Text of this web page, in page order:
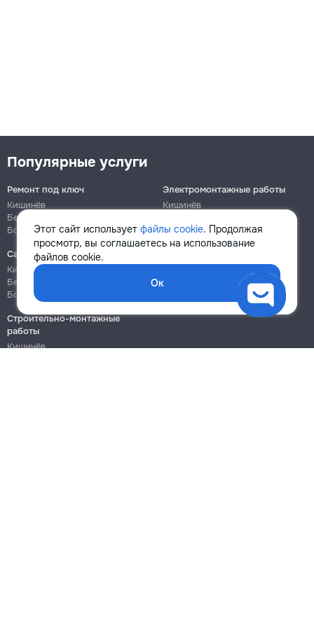
Этот сайт использует файлы cookie. Продолжая
просмотр, вы соглашаетесь на использование
файлов cookie.
Ок
Популярные услуги
Ремонт под ключ
Кишинёв
Бельцы
Ботаника
Электромонтажные работы
Кишинёв
Ботаника
Сантехнические работы
Кишинёв
Бельцы
Ботаника
Бельцы
Строительно-монтажные
работы
Кишинёв